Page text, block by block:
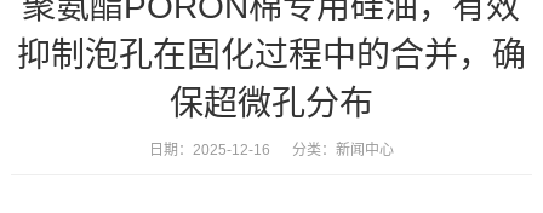
抑制泡孔在固化过程中的合并，确
保超微孔分布
日期：2025-12-16 分类： 新闻中心